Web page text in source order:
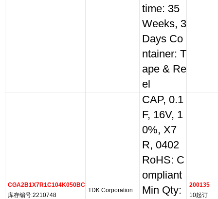
time: 35
Weeks, 3
Days Co
ntainer: T
ape & Re
el
CGA2B1X7R1C104K050BC
库存编号:2210748
TDK Corporation
CAP, 0.1
F, 16V, 1
0%, X7
R, 0402
RoHS: C
ompliant
Min Qty:
200135
10起订